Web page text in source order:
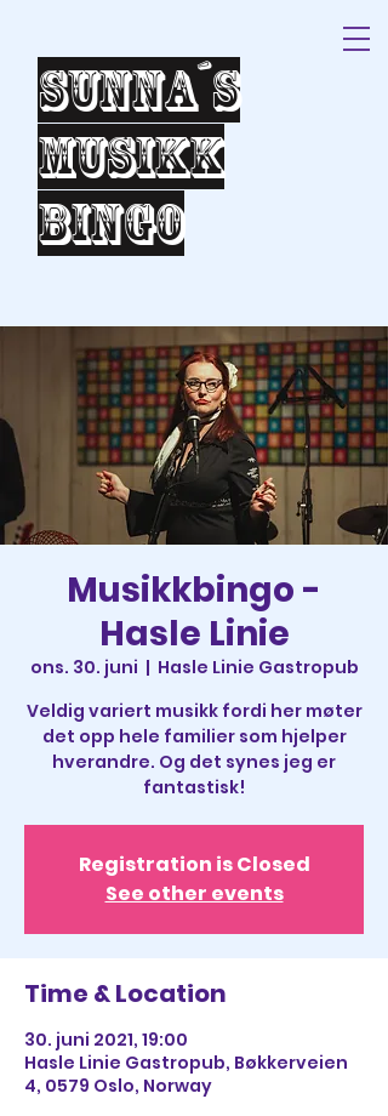
Sunna´s
Musikk
bingo
Musikkbingo -
Hasle Linie
ons. 30. juni
  |
Hasle Linie Gastropub
Veldig variert musikk fordi her møter
det opp hele familier som hjelper
hverandre. Og det synes jeg er
fantastisk!
Registration is Closed
See other events
Time & Location
30. juni 2021, 19:00
Hasle Linie Gastropub, Bøkkerveien
4, 0579 Oslo, Norway